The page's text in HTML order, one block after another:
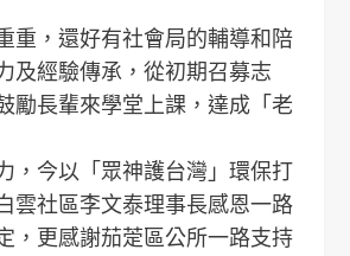
重，還好有社會局的輔導和陪
及經驗傳承，從初期召募志
勵長輩來學堂上課，達成「老
，今以「眾神護台灣」環保打
雲社區李文泰理事長感恩一路
，更感謝茄萣區公所一路支持